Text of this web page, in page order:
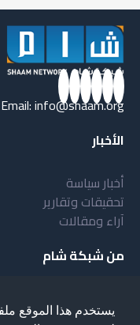
يستخدم هذا الموقع
Email:info@shaam.org
الأخبار
أخبار سياسة
تحقيقات وتقارير
آراء ومقالات
من شبكة شام
خدمات شبكة شام